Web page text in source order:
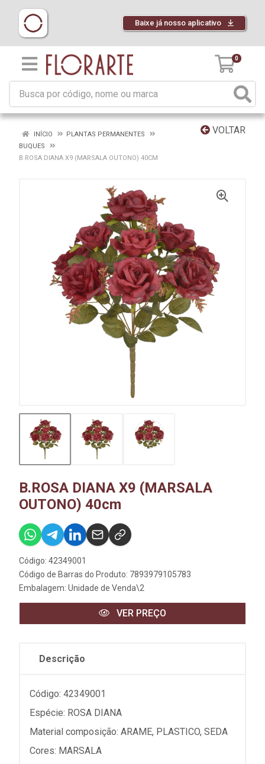
Baixe já nosso aplicativo
0
VOLTAR
INÍCIO
PLANTAS PERMANENTES
BUQUES
B.ROSA DIANA X9 (MARSALA OUTONO) 40CM
B.ROSA DIANA X9 (MARSALA
OUTONO) 40cm
Código: 42349001
Código de Barras do Produto: 7893979105783
Embalagem: Unidade de Venda\2
VER PREÇO
Descrição
Código: 42349001
Espécie: ROSA DIANA
Material composição: ARAME, PLASTICO, SEDA
Cores: MARSALA